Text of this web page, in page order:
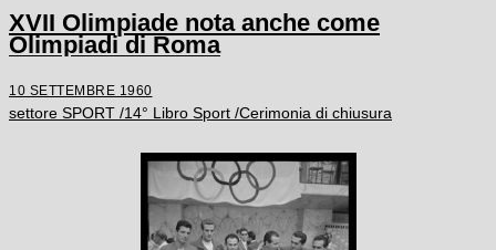
XVII Olimpiade nota anche come
Olimpiadi di Roma
10 SETTEMBRE 1960
settore SPORT /14° Libro Sport /Cerimonia di chiusura